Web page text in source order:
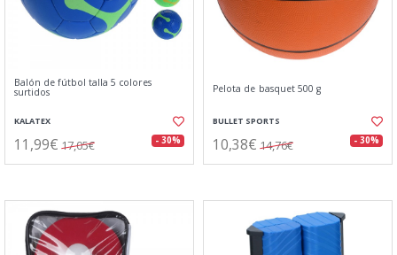
Balón de fútbol talla 5 colores
surtidos
KALATEX
11,99€ 17,05€ - 30%
Pelota de basquet 500 g
BULLET SPORTS
10,38€ 14,76€ - 30%